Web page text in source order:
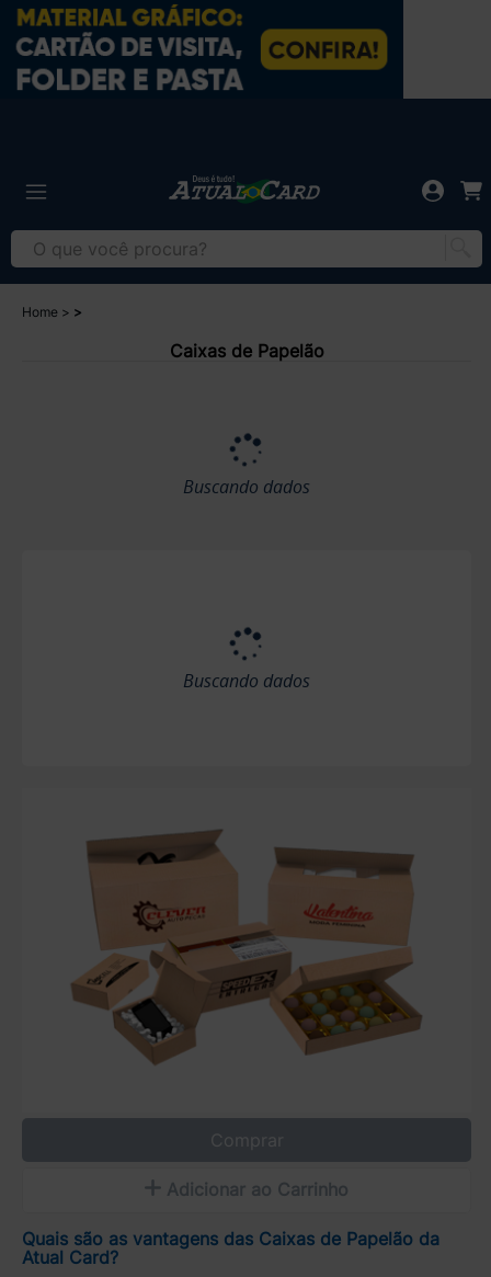
Home
Caixas de Papelão
Buscando dados
Buscando dados
Comprar
Adicionar ao Carrinho
Quais são as vantagens das Caixas de Papelão da
Atual Card?